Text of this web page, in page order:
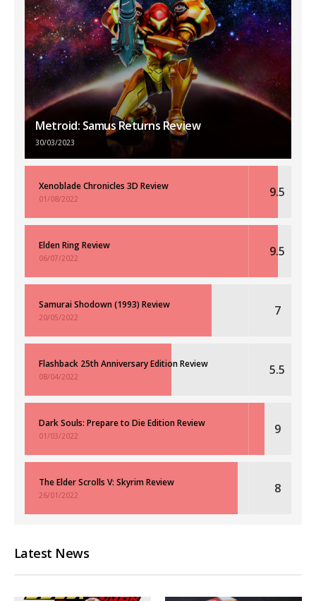
Metroid: Samus Returns Review
30/03/2023
Xenoblade Chronicles 3D Review
01/08/2022 9.5
Elden Ring Review
06/07/2022 9.5
Samurai Shodown (1993) Review
20/05/2022 7
Flashback 25th Anniversary Edition Review
08/04/2022 5.5
Dark Souls: Prepare to Die Edition Review
01/03/2022 9
The Elder Scrolls V: Skyrim Review
26/01/2022 8
Latest News